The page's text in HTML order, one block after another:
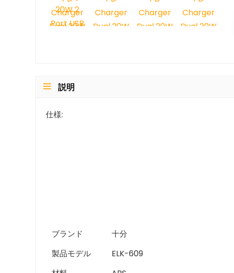
説明
仕様:
ブランド
十分
製品モデル
ELK-609